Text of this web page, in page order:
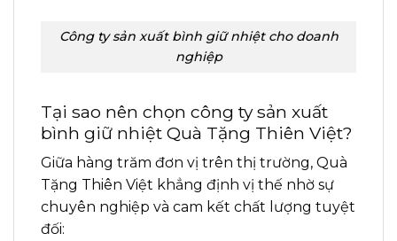
Công ty sản xuất bình giữ nhiệt cho doanh
nghiệp
Tại sao nên chọn công ty sản xuất
bình giữ nhiệt Quà Tặng Thiên Việt?
Giữa hàng trăm đơn vị trên thị trường, Quà
Tặng Thiên Việt khẳng định vị thế nhờ sự
chuyên nghiệp và cam kết chất lượng tuyệt
đối: